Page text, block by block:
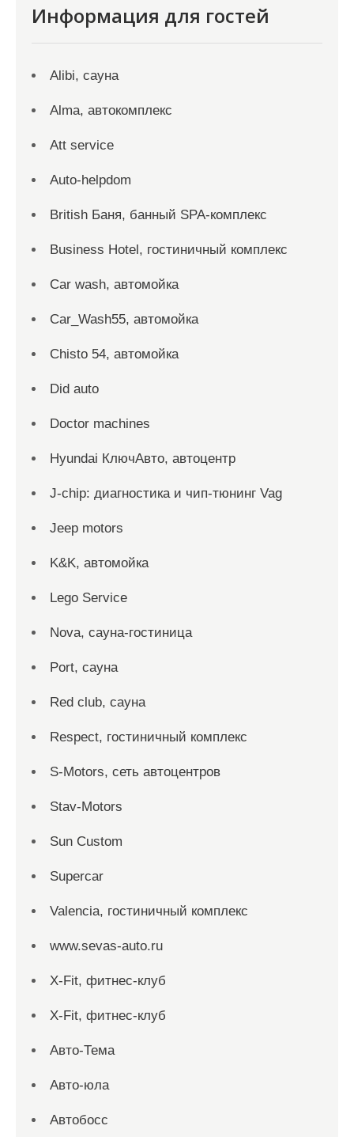
Информация для гостей
Alibi, сауна
Alma, автокомплекс
Att service
Auto-helpdom
British Баня, банный SPA-комплекс
Business Hotel, гостиничный комплекс
Car wash, автомойка
Car_Wash55, автомойка
Chisto 54, автомойка
Did auto
Doctor machines
Hyundai КлючАвто, автоцентр
J-chip: диагностика и чип-тюнинг Vag
Jeep motors
K&K, автомойка
Lego Service
Nova, сауна-гостиница
Port, сауна
Red сlub, сауна
Respect, гостиничный комплекс
S-Motors, сеть автоцентров
Stav-Motors
Sun Custom
Supercar
Valencia, гостиничный комплекс
www.sevas-auto.ru
X-Fit, фитнес-клуб
X-Fit, фитнес-клуб
Авто-Тема
Авто-юла
Автобосс